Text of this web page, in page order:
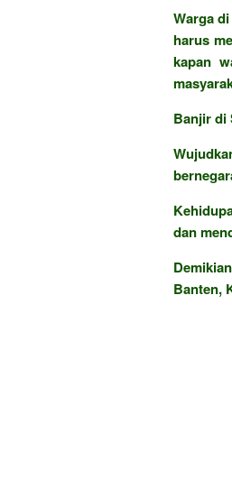
Warga
harus
kapan
Banjir di
dan
Banten,